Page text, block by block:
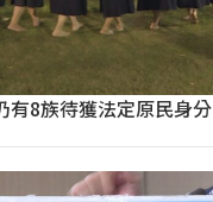
有8族待獲法定原民身分